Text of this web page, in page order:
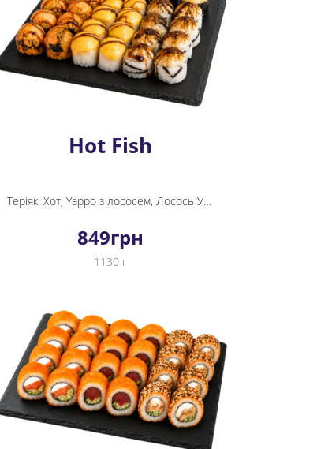
Hot Fish
Теріякі Хот, Yappo з лососем, Лосось Унагі, Три сири
849грн
1130 г